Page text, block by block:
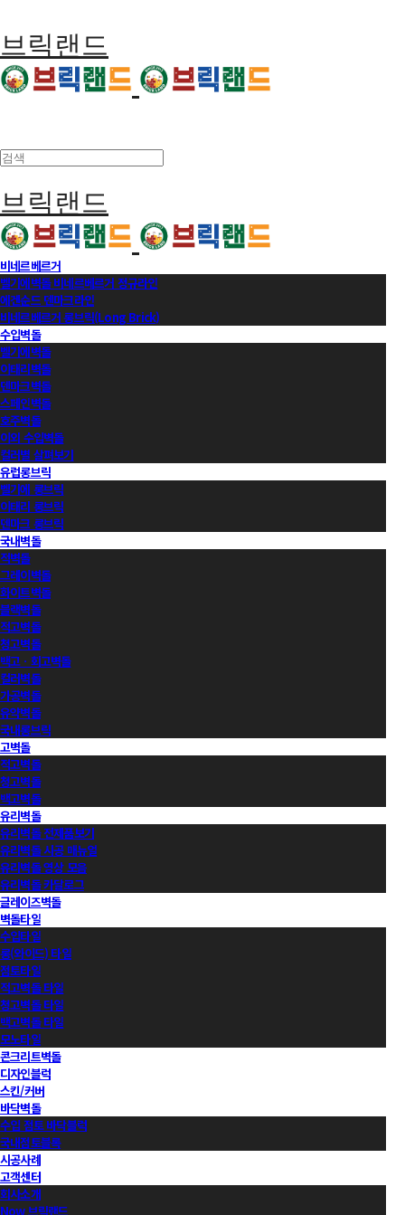
브릭랜드
브릭랜드
비네르베르거
벨기에벽돌 비네르베르거 정규라인
에겐순드 덴마크라인
비네르베르거 롱브릭(Long Brick)
수입벽돌
벨기에벽돌
이태리벽돌
덴마크벽돌
스페인벽돌
호주벽돌
이외 수입벽돌
컬러별 살펴보기
유럽롱브릭
벨기에 롱브릭
이태리 롱브릭
덴마크 롱브릭
국내벽돌
적벽돌
그레이벽돌
화이트벽돌
블랙벽돌
적고벽돌
청고벽돌
백고ㆍ회고벽돌
컬러벽돌
가공벽돌
유약벽돌
국내롱브릭
고벽돌
적고벽돌
청고벽돌
백고벽돌
유리벽돌
유리벽돌 전제품보기
유리벽돌 시공 매뉴얼
유리벽돌 영상 모음
유리벽돌 카달로그
글레이즈벽돌
벽돌타일
수입타일
롱(와이드) 타일
점토타일
적고벽돌 타일
청고벽돌 타일
백고벽돌 타일
모노타일
콘크리트벽돌
디자인블럭
스킨/커버
바닥벽돌
수입 점토 바닥블럭
국내점토블록
시공사례
고객센터
회사소개
Now 브릭랜드